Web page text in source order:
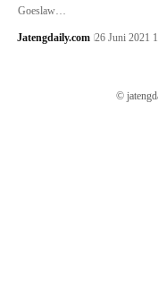
Goeslaw…
Jatengdaily.com 26 Juni 2021
©